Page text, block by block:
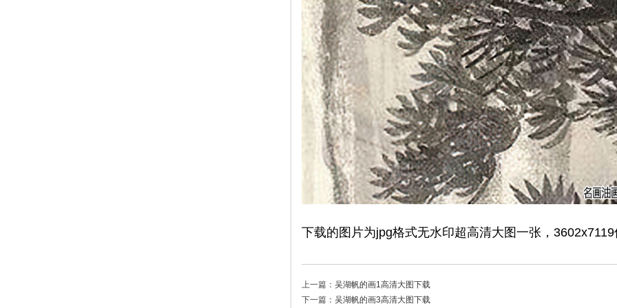
下载的图片为jpg格式无水印超高清大图一张，
上一篇： 吴湖帆的画1高清大图下载
下一篇： 吴湖帆的画3高清大图下载